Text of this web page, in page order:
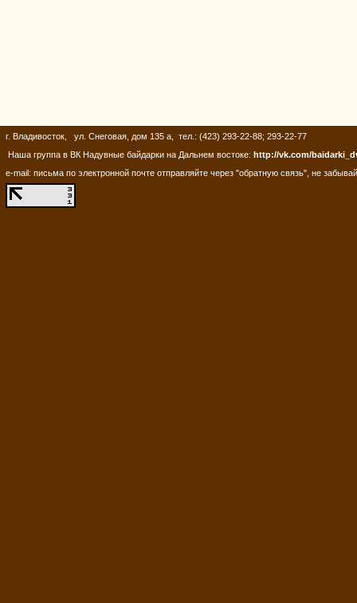
г. Владивосток, ул. Снеговая, дом 135 а, тел.: (423) 293-22-88; 293-22-77
Наша группа в ВК Надувные байдарки на Дальнем востоке: http://vk.com/
e-mail: письма по электронной почте отправляйте через "обратную связь", не